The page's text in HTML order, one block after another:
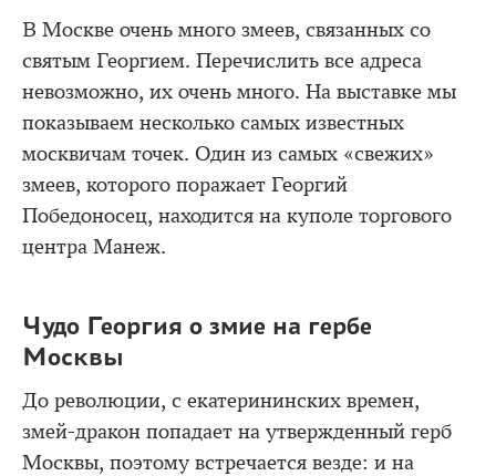
В Москве очень много змеев, связанных со
святым Георгием. Перечислить все адреса
невозможно, их очень много. На выставке мы
показываем несколько самых известных
москвичам точек. Один из самых «свежих»
змеев, которого поражает Георгий
Победоносец, находится на куполе торгового
центра Манеж.
Чудо Георгия о змие на гербе
Москвы
До революции, с екатерининских времен,
змей-дракон попадает на утвержденный герб
Москвы, поэтому встречается везде: и на